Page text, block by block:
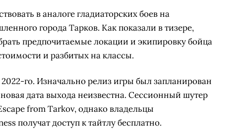
в аналоге гладиаторских боев на
города Тарков. Как показали в тизере,
предпочитаемые локации и экипировку бойца
и разбитых на классы.
го. Изначально релиз игры был запланирован
дата выхода неизвестна. Сессионный шутер
from Tarkov, однако владельцы
получат доступ к тайтлу бесплатно.